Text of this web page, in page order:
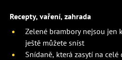
Recepty, vaření, zahrada
Zelené brambory nejsou jen
ještě můžete sníst
Snídaně, která zasytí na